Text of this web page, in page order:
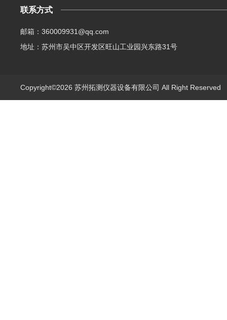
联系方式
邮箱：360009931@qq.com
地址：苏州市吴中区开发区旺山工业园兴东路31号
Copyright©2026 苏州拓测仪器设备有限公司 All Right